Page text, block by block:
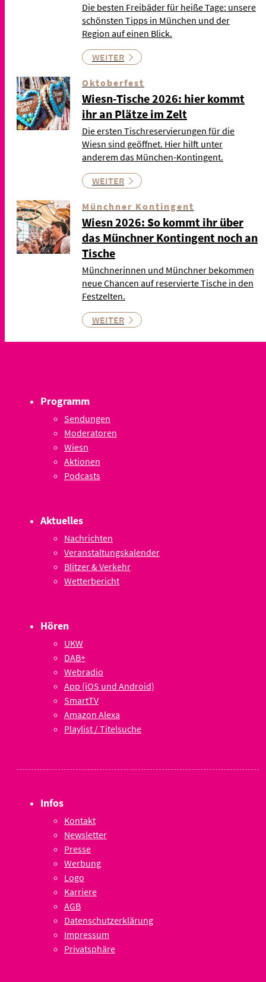
Die besten Freibäder für heiße Tage: unsere
schönsten Tipps in München und der
Region auf einen Blick.
WEITER
Oktoberfest
Wiesn-Tische 2026: hier kommt
ihr an Plätze im Zelt
Die ersten Tischreservierungen für die
Wiesn sind geöffnet. Hier hilft unter
anderem das München-Kontingent.
WEITER
Münchner Kontingent
Wiesn 2026: So kommt ihr über
das Münchner Kontingent noch an
Tische
Münchnerinnen und Münchner bekommen
neue Chancen auf reservierte Tische in den
Festzelten.
WEITER
Programm
Sendungen
Moderatoren
Wiesn
Aktionen
Podcasts
Aktuelles
Nachrichten
Veranstaltungskalender
Blitzer & Verkehr
Wetterbericht
Hören
UKW
DAB+
Webradio
App (iOS und Android)
SmartTV
Amazon Alexa
Playlist / Titelsuche
Infos
Kontakt
Newsletter
Presse
Werbung
Logo
Karriere
AGB
Datenschutzerklärung
Impressum
Privatsphäre